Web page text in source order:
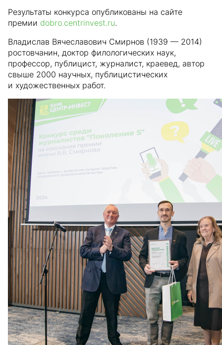
Результаты конкурса опубликованы на сайте
премии dobro.centrinvest.ru.
Владислав Вячеславович Смирнов (1939 — 2014)
ростовчанин, доктор филологических наук,
профессор, публицист, журналист, краевед, автор
свыше 2000 научных, публицистических
и художественных работ.